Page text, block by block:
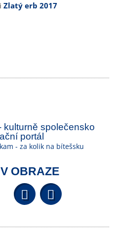
Zlatý erb 2017
kulturně společensko
portál
- za kolik na bítešsku
OBRAZE
YouTube